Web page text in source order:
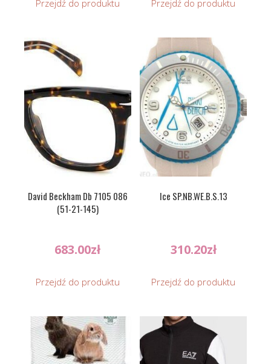
Przejdź do produktu Przejdź do produktu
David Beckham Db 7105 086
(51-21-145)
683.00zł
Przejdź do produktu
Ice SP.NB.WE.B.S.13
310.20zł
Przejdź do produktu